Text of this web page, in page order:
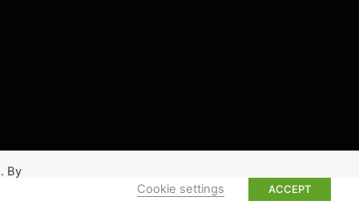
By
Cookie settings ACCEPT